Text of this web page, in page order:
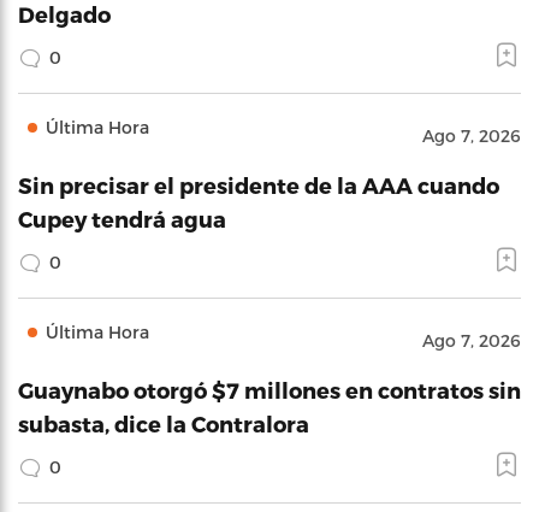
Delgado
0
Última Hora Ago 7, 2026
Sin precisar el presidente de la AAA cuando
Cupey tendrá agua
0
Última Hora Ago 7, 2026
Guaynabo otorgó $7 millones en contratos sin
subasta, dice la Contralora
0